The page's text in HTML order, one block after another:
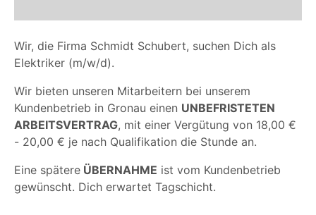
Wir, die Firma Schmidt Schubert, suchen Dich als
Elektriker (m/w/d).
Wir bieten unseren Mitarbeitern bei unserem
Kundenbetrieb in Gronau einen UNBEFRISTETEN
ARBEITSVERTRAG, mit einer Vergütung von 18,00 €
- 20,00 € je nach Qualifikation die Stunde an.
Eine spätere ÜBERNAHME ist vom Kundenbetrieb
gewünscht. Dich erwartet Tagschicht.